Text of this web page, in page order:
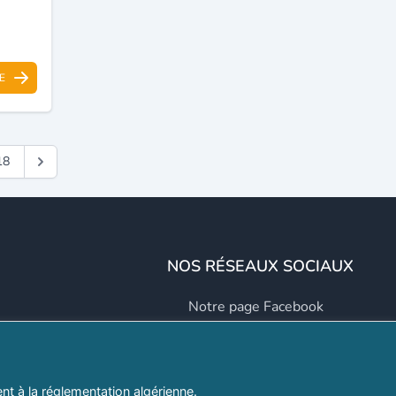
NOS RÉSEAUX SOCIAUX
Notre page Facebook
à la réglementation algérienne.